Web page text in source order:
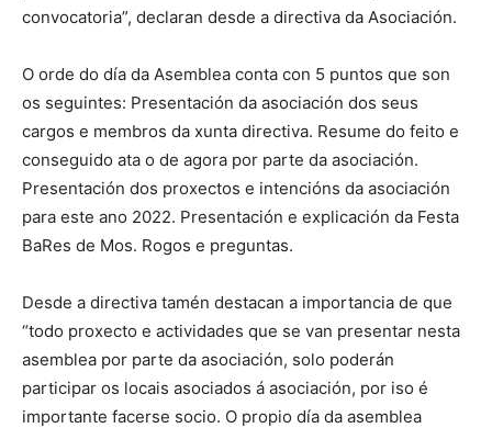
convocatoria”, declaran desde a directiva da Asociación.
O orde do día da Asemblea conta con 5 puntos que son
os seguintes: Presentación da asociación dos seus
cargos e membros da xunta directiva. Resume do feito e
conseguido ata o de agora por parte da asociación.
Presentación dos proxectos e intencións da asociación
para este ano 2022. Presentación e explicación da Festa
BaRes de Mos. Rogos e preguntas.
Desde a directiva tamén destacan a importancia de que
“todo proxecto e actividades que se van presentar nesta
asemblea por parte da asociación, solo poderán
participar os locais asociados á asociación, por iso é
importante facerse socio. O propio día da asemblea